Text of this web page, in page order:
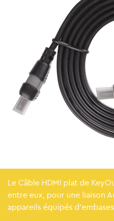
Le Câble HDMI plat de
entre eux, pour une liaison
appareils équipés